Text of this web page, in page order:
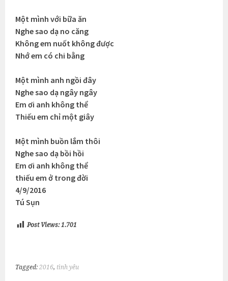
Một mình với bữa ăn
Nghe sao dạ no căng
Không em nuốt không được
Nhớ em có chi bằng
Một mình anh ngồi đây
Nghe sao dạ ngây ngây
Em ơi anh không thể
Thiếu em chỉ một giây
Một mình buồn lắm thôi
Nghe sao dạ bồi hồi
Em ơi anh không thể
thiếu em ở trong đời
4/9/2016
Tú Sụn
Post Views: 1.701
Tagged:2016, tình yêu